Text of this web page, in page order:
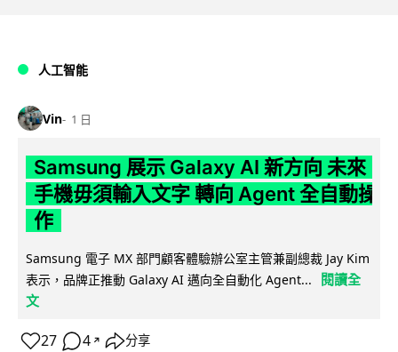
人工智能
Vin 1 日
Samsung 展示 Galaxy AI 新方向 未來
手機毋須輸入文字 轉向 Agent 全自動操
作
Samsung 電子 MX 部門顧客體驗辦公室主管兼副總裁 Jay Kim
表示，品牌正推動 Galaxy AI 邁向全自動化 Agent...
閱讀全
文
27 4 ↗ 分享